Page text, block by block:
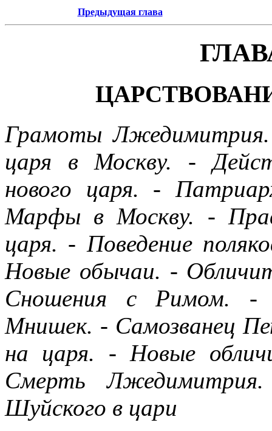
Предыдущая глава
Грамоты
царя в Москву. -
нового царя. -
Марфы в Москву. -
царя. - Поведение
Новые обычаи. -
Сношения с Римом. -
Мнишек. - Самозванец
на царя. - Новые
Смерть
Шуйского в цари